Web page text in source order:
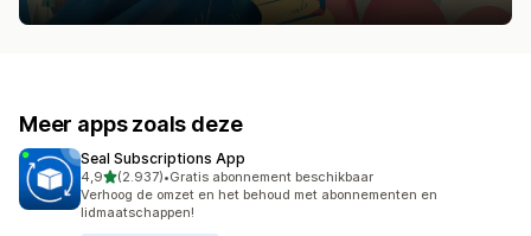
Meer apps zoals deze
Seal Subscriptions App
4,9van 5 sterren
(2.937)
2937 recensies in totaal
•Gratis abonnement beschikbaar
Verhoog de omzet en het behoud met abonnementen en
lidmaatschappen!